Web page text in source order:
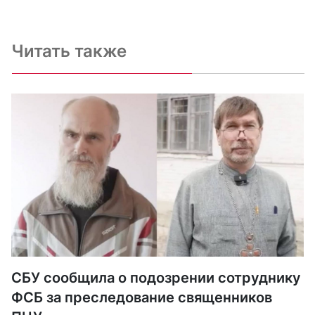
Читать также
СБУ сообщила о подозрении сотруднику
ФСБ за преследование священников